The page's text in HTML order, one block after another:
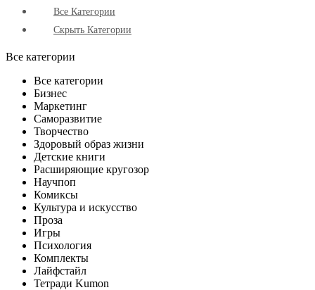
Все Категории
Скрыть Категории
Все категории
Все категории
Бизнес
Маркетинг
Саморазвитие
Творчество
Здоровый образ жизни
Детские книги
Расширяющие кругозор
Научпоп
Комиксы
Культура и искусство
Проза
Игры
Психология
Комплекты
Лайфстайл
Тетради Kumon